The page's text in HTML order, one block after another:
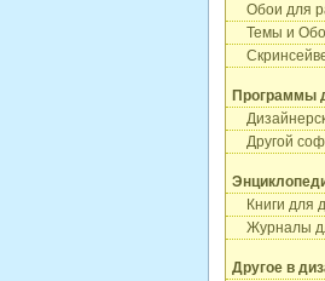
Обои для
Темы и
Программы
Другой
Книги для
Журналы
Другое в